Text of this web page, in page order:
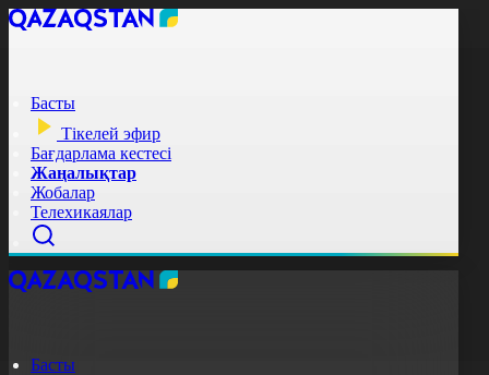
Басты
Тікелей эфир
Бағдарлама кестесі
Жаңалықтар
Жобалар
Телехикаялар
Басты